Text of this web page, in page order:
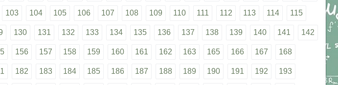
103 104 105 106 107 108 109 110 111 112 113 114 115
130 131 132 133 134 135 136 137 138 139 140 141 142
156 157 158 159 160 161 162 163 165 166 167 168
182 183 184 185 186 187 188 189 190 191 192 193